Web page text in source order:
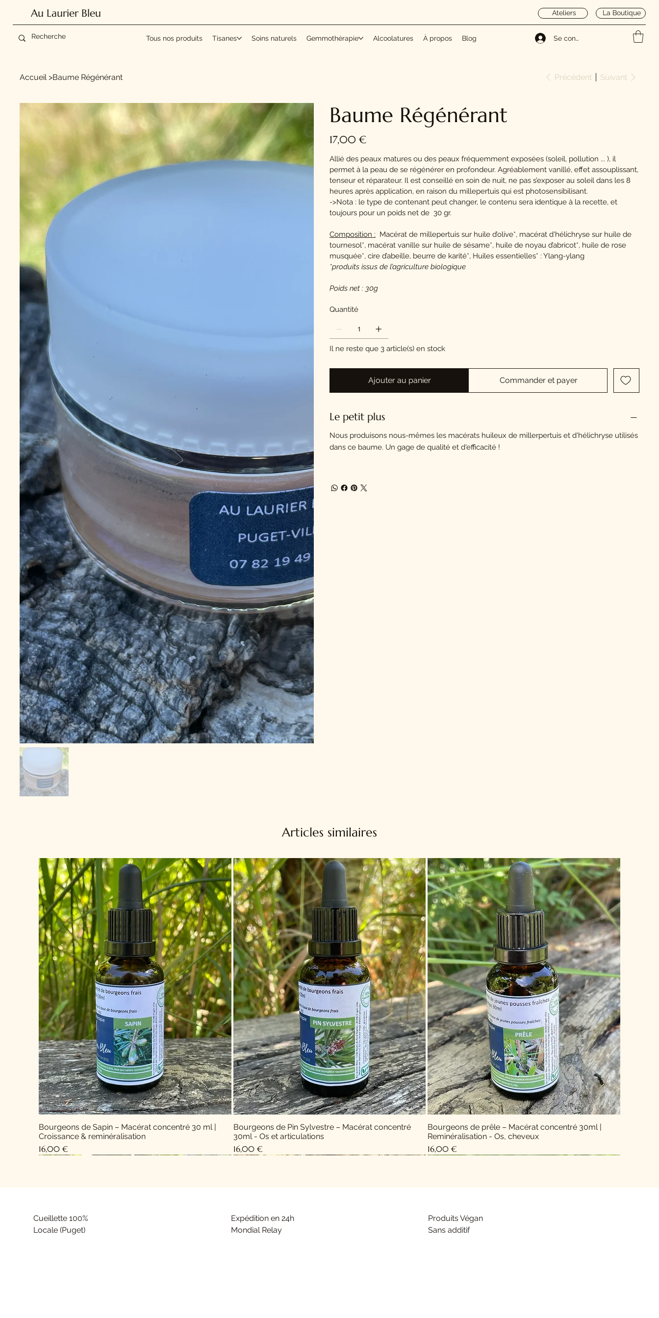
Au Laurier Bleu Ateliers La Boutique
Tous nos produits Tisanes Soins naturels Gemmothérapie Alcoolatures À propos Blog Se connecter
Accueil >Baume Régénérant Précédent Suivant
Baume Régénérant
Prix
17,00 €
Allié des peaux matures ou des peaux fréquemment exposées (soleil, pollution ... ), il
permet à la peau de se régénérer en profondeur. Agréablement vanillé, effet assouplissant,
tenseur et réparateur. Il est conseillé en soin de nuit, ne pas s’exposer au soleil dans les 8
heures après application, en raison du millepertuis qui est photosensibilisant.
->Nota : le type de contenant peut changer, le contenu sera identique à la recette, et
toujours pour un poids net de 30 gr.
Composition : Macérat de millepertuis sur huile d’olive*, macérat d'hélichryse sur huile de
tournesol*, macérat vanille sur huile de sésame*, huile de noyau d’abricot*, huile de rose
musquée*, cire d’abeille, beurre de karité*, Huiles essentielles* : Ylang-ylang
*produits issus de l’agriculture biologique
Poids net : 30g
Quantité
Il ne reste que 3 article(s) en stock
Ajouter au panier Commander et payer
Le petit plus
Nous produisons nous-mêmes les macérats huileux de millerpertuis et d'hélichryse utilisés
dans ce baume. Un gage de qualité et d'efficacité !
Articles similaires
Bourgeons de Sapin – Macérat concentré 30 ml |
Croissance & reminéralisation
Prix
16,00 €
Bourgeons de Pin Sylvestre – Macérat concentré
30ml - Os et articulations
Prix
16,00 €
Bourgeons de prêle – Macérat concentré 30ml |
Reminéralisation - Os, cheveux
Prix
16,00 €
Cueillette 100%
Locale (Puget)
Expédition en 24h
Mondial Relay
Produits Végan
Sans additif